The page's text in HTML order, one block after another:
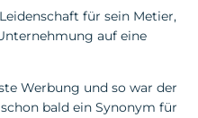
für sein Metier,
auf eine
Werbung und so war der
bald ein Synonym für